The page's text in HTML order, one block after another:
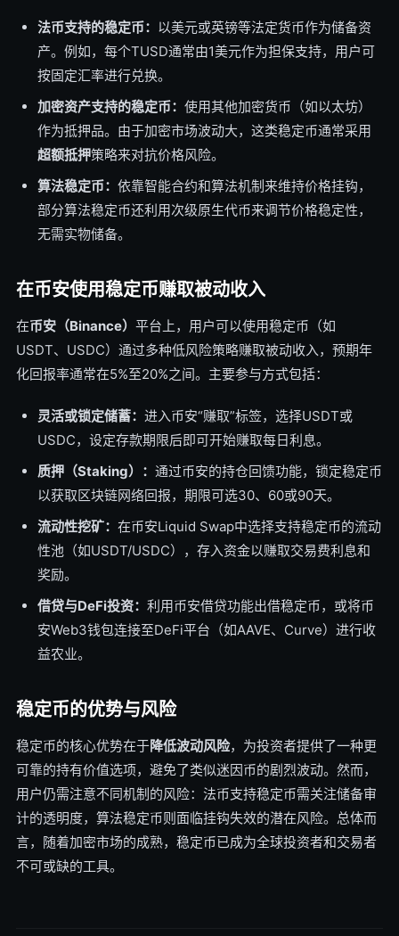
法币支持的稳定币： 以美元或英镑等法定货币作为储备资
产。例如，每个TUSD通常由1美元作为担保支持，用户可
按固定汇率进行兑换。
加密资产支持的稳定币： 使用其他加密货币（如以太坊）
作为抵押品。由于加密市场波动大，这类稳定币通常采用
超额抵押策略来对抗价格风险。
算法稳定币： 依靠智能合约和算法机制来维持价格挂钩，
部分算法稳定币还利用次级原生代币来调节价格稳定性，
无需实物储备。
在币安使用稳定币赚取被动收入
在币安（Binance） 平台上，用户可以使用稳定币（如
USDT、USDC）通过多种低风险策略赚取被动收入，预期年
化回报率通常在5%至20%之间。主要参与方式包括：
灵活或锁定储蓄： 进入币安“赚取”标签，选择USDT或
USDC，设定存款期限后即可开始赚取每日利息。
质押（Staking）： 通过币安的持仓回馈功能，锁定稳定币
以获取区块链网络回报，期限可选30、60或90天。
流动性挖矿： 在币安Liquid Swap中选择支持稳定币的流动
性池（如USDT/USDC），存入资金以赚取交易费利息和
奖励。
借贷与DeFi投资： 利用币安借贷功能出借稳定币，或将币
安Web3钱包连接至DeFi平台（如AAVE、Curve）进行收
益农业。
稳定币的优势与风险
稳定币的核心优势在于降低波动风险，为投资者提供了一种更
可靠的持有价值选项，避免了类似迷因币的剧烈波动。然而，
用户仍需注意不同机制的风险：法币支持稳定币需关注储备审
计的透明度，算法稳定币则面临挂钩失效的潜在风险。总体而
言，随着加密市场的成熟，稳定币已成为全球投资者和交易者
不可或缺的工具。